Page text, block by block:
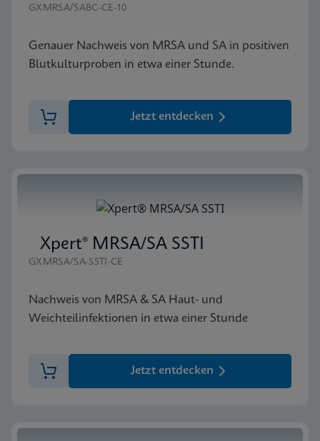
GXMRSA/SABC-CE-10
Genauer Nachweis von MRSA und SA in positiven
Blutkulturproben in etwa einer Stunde.
Jetzt entdecken
Xpert® MRSA/SA SSTI
GXMRSA/SA-SSTI-CE
Nachweis von MRSA & SA Haut- und
Weichteilinfektionen in etwa einer Stunde
Jetzt entdecken